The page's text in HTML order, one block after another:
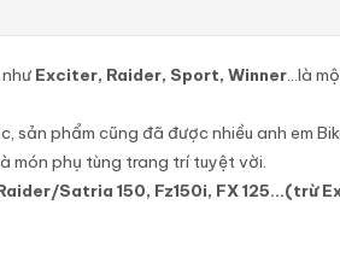
Exciter, Raider, Sport, Winner…là
phẩm cũng đã được nhiều anh em
món phụ tùng trang trí tuyệt vời.
Satria 150, Fz150i, FX 125…(trừ